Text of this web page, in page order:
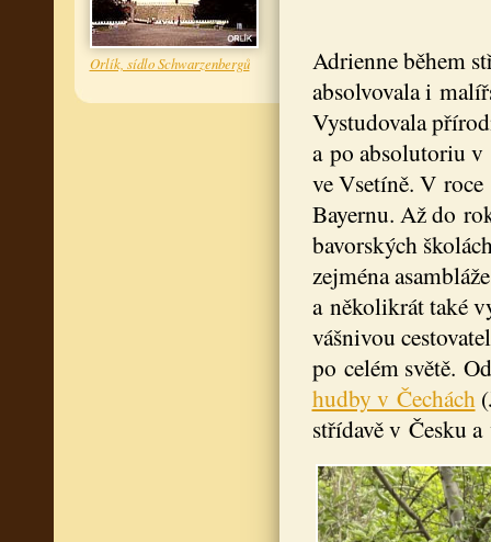
Orlík, sídlo Schwarzenbergů
Adrienne během
absolvovala i
Vystudovala
a po absolutoriu v
ve Vsetíně. V roce
Bayernu. Až do
bavorských
zejména
a několikrát také
vášnivou
po celém světě.
hudby v Čechách
střídavě v Česku